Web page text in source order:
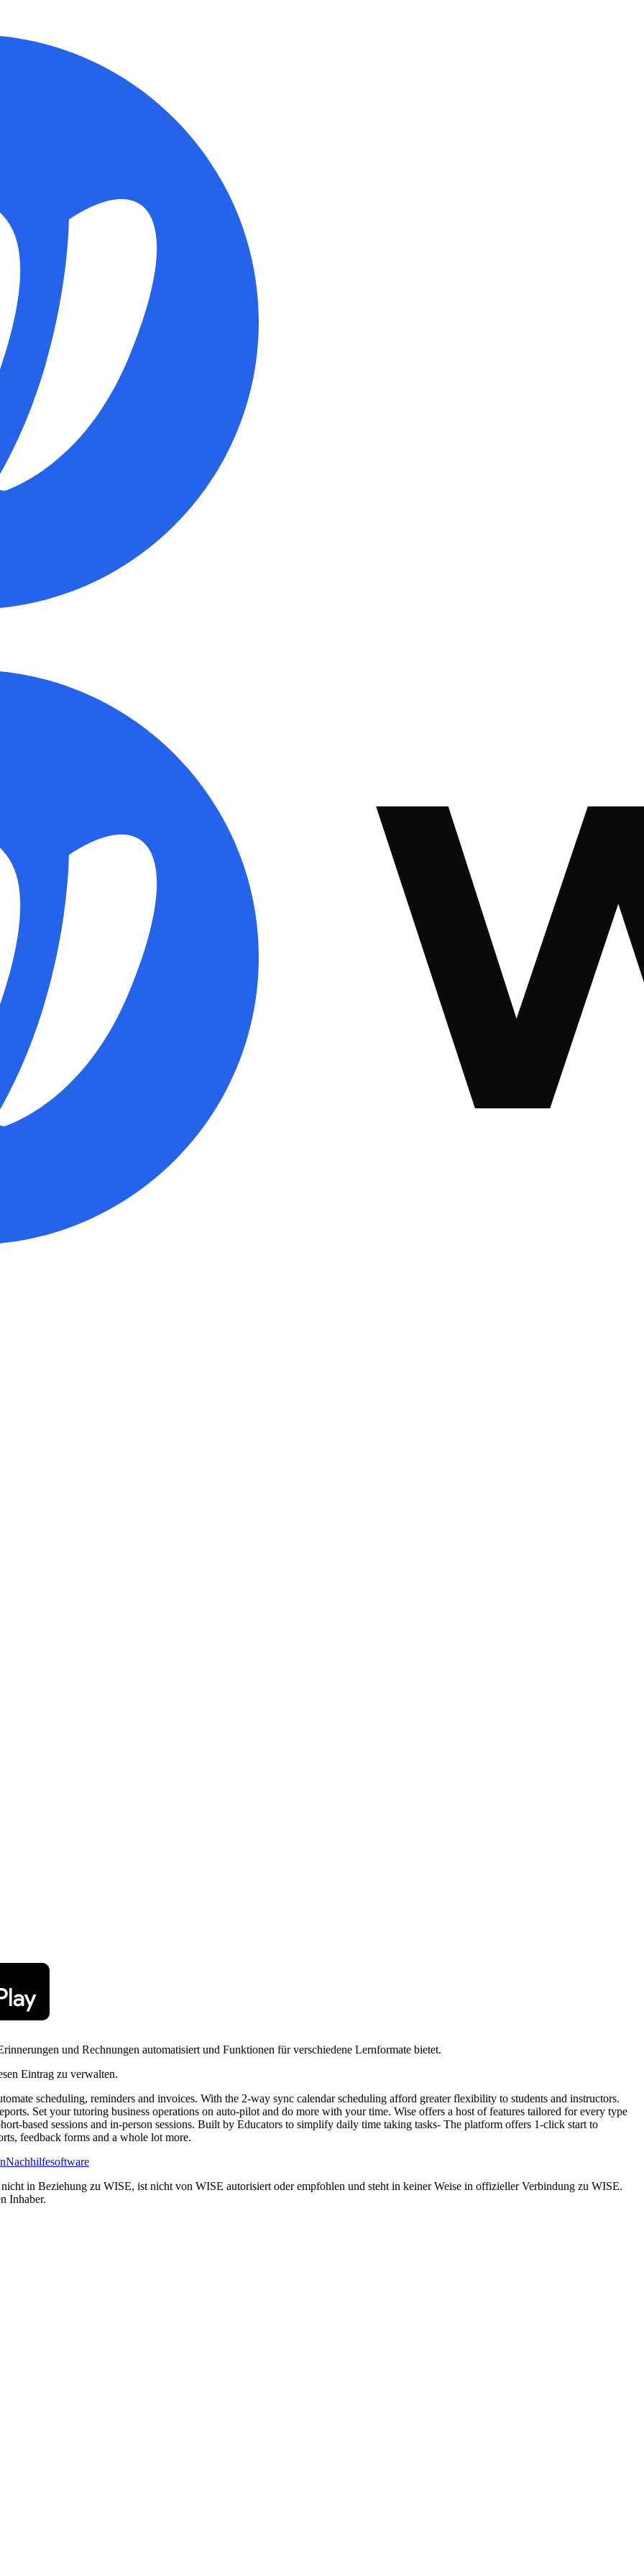
und Rechnungen automatisiert und Funktionen für verschiedene Lernformate bietet.
Eintrag zu verwalten.
scheduling, reminders and invoices. With the 2-way sync calendar scheduling afford greater flexibility to students and instructors.
Set your tutoring business operations on auto-pilot and do more with your time. Wise offers a host of features tailored for every type
based sessions and in-person sessions. Built by Educators to simplify daily time taking tasks- The platform offers 1-click start to
feedback forms and a whole lot more.
Nachhilfesoftware
in Beziehung zu WISE, ist nicht von WISE autorisiert oder empfohlen und steht in keiner Weise in offizieller Verbindung zu WISE.
Inhaber.